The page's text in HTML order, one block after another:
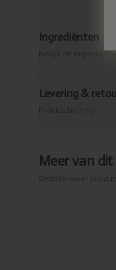
Ingrediënten
Bekijk de
Levering &
Meer van
Ontdek meer